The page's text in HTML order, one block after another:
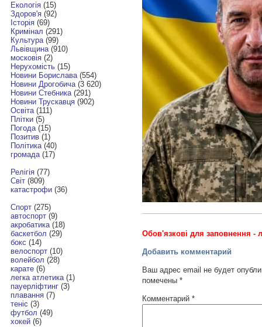
Екологія(15)
Здоров'я(92)
Історія(69)
Кримінал (291)
Культура(99)
Львівщина(910)
московія(2)
Нерухомість(15)
Новини Борислава(554)
Новини Дрогобича(3 620)
Новини Стебника(291)
Новини Трускавця(902)
Освіта(111)
Плітки(5)
Погода(15)
Позитив(1)
Політика(40)
громада(17)
Релігія(77)
Світ(809)
катастрофи(36)
Спорт(275)
автоспорт(9)
акробатика(18)
баскетбол (29)
бокс (14)
велоспорт(10)
волейбол (28)
карате(6)
легка атлетика(1)
пауерліфтинг(3)
плавання(7)
теніс (3)
футбол (49)
хокей(6)
Обов'язкові для заповнення -
Добавить комментарий
Ваш адрес email не будет
помечены *
Комментарий *